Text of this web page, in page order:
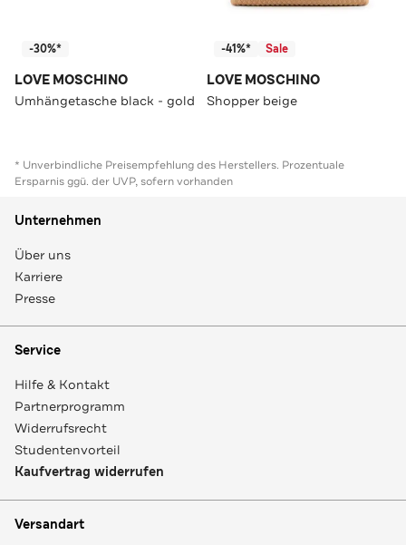
-30%*
LOVE MOSCHINO
Umhängetasche black - gold
-41%* Sale
LOVE MOSCHINO
Shopper beige
* Unverbindliche Preisempfehlung des Herstellers. Prozentuale
Ersparnis ggü. der UVP, sofern vorhanden
Unternehmen
Über uns
Karriere
Presse
Service
Hilfe & Kontakt
Partnerprogramm
Widerrufsrecht
Studentenvorteil
Kaufvertrag widerrufen
Versandart